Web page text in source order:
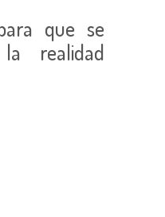
que se
realidad